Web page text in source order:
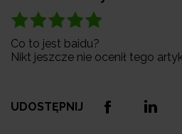
Co to jest baidu?
Nikt jeszcze nie ocenił tego
UDOSTĘPNIJ